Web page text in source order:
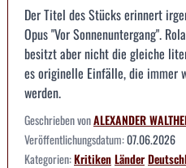
Der Titel des Stücks erinnert
Opus "Vor Sonnenuntergang".
besitzt aber nicht die gleiche
es originelle Einfälle, die immer
werden.
Geschrieben vonALEXANDER
Veröffentlichungsdatum:07.06.2026
Kategorien:KritikenLänder